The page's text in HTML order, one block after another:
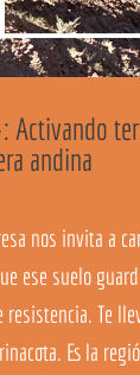
Activando
andina
nos invita a
ese suelo
resistencia. Te
Es la